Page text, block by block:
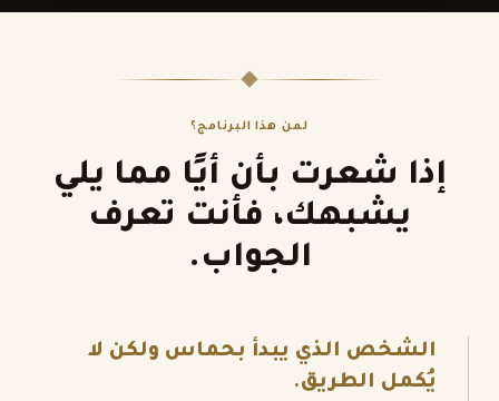
لمن هذا البرنامج؟
إذا شعرت بأن أيًا مما يلي
يشبهك، فأنت تعرف
الجواب.
الشخص الذي يبدأ بحماس ولكن لا
يُكمل الطريق.